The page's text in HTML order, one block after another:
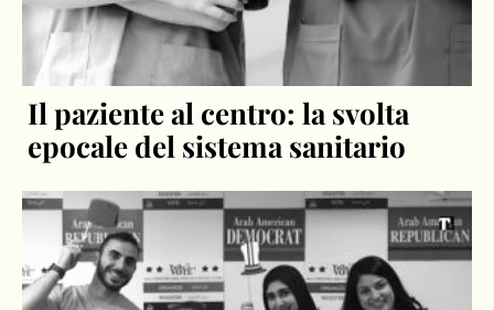
Il paziente al centro: la svolta
epocale del sistema sanitario